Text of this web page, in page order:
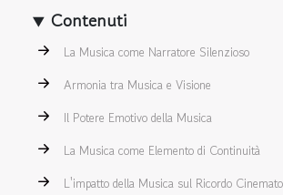
Contenuti
La Musica come Narratore Silenzioso
Armonia tra Musica e Visione
Il Potere Emotivo della Musica
La Musica come Elemento di Continuità
L'impatto della Musica sul Ricordo